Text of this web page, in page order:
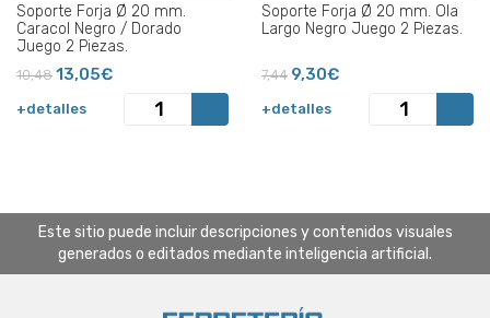
Soporte Forja Ø 20 mm.
Caracol Negro / Dorado
Juego 2 Piezas.
10,48 13,05€
+detalles
Soporte Forja Ø 20 mm. Ola
Largo Negro Juego 2 Piezas.
7,44 9,30€
+detalles
Este sitio puede incluir descripciones y contenidos visuales
generados o editados mediante inteligencia artificial.